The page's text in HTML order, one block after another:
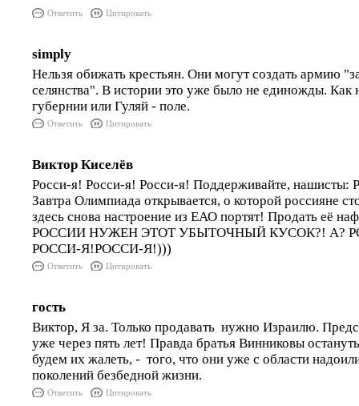
Ответить Цитировать
simply
Нельзя обижать крестьян. Они могут создать армию
селянства". В истории это уже было не единожды. Как
губернии или Гуляй - поле.
Ответить Цитировать
Виктор Киселёв
Росси-я! Росси-я! Росси-я! Поддерживайте, нашисты:
Завтра Олимпиада открывается, о которой россияне
здесь снова настроение из ЕАО портят! Продать её
РОССИИ НУЖЕН ЭТОТ УБЫТОЧНЫЙ КУСОК?! А?
РОССИ-Я!РОССИ-Я!)))
Ответить Цитировать
гость
Виктор, Я за. Только продавать нужно Израилю.
уже через пять лет! Правда братья Винниковы
будем их жалеть, - того, что они уже с области
поколений безбедной жизни.
Ответить Цитировать